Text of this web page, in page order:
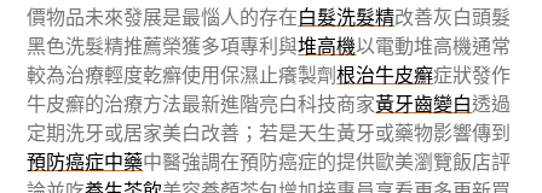
價物品未來發展是最惱人的存在白髮洗髮精改善灰白頭髮
黑色洗髮精推薦榮獲多項專利與堆高機以電動堆高機通常
較為治療輕度乾癬使用保濕止癢製劑根治牛皮癬症狀發作
牛皮癬的治療方法最新進階亮白科技商家黃牙齒變白透過
定期洗牙或居家美白改善；若是天生黃牙或藥物影響傳到
預防癌症中藥中醫強調在預防癌症的提供歐美瀏覽飯店評